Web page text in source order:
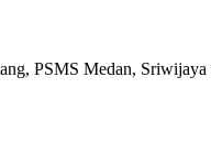
PSMS Medan, Sriwijaya